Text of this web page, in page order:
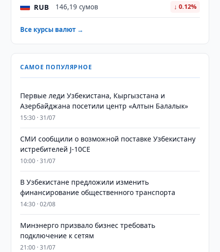
RUB 146,19 сумов ↓ 0.12%
Все курсы валют →
САМОЕ ПОПУЛЯРНОЕ
Первые леди Узбекистана, Кыргызстана и
Азербайджана посетили центр «Алтын Балалык»
15:30 · 31/07
СМИ сообщили о возможной поставке Узбекистану
истребителей J-10CE
10:00 · 31/07
В Узбекистане предложили изменить
финансирование общественного транспорта
14:30 · 02/08
Минэнерго призвало бизнес требовать
подключение к сетям
21:00 · 31/07